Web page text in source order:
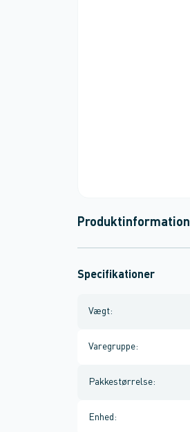
Produktinformation
Specifikationer
Vægt:
Varegruppe:
Pakkestørrelse:
Enhed :